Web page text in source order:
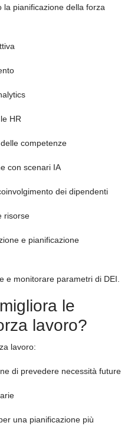
la pianificazione della forza
HR
competenze
con scenari IA
dei dipendenti
risorse
e pianificazione
e monitorare parametri di DEI.
le
lavoro?
lavoro:
di prevedere necessità future
una pianificazione più